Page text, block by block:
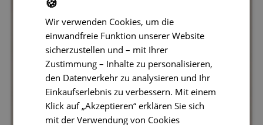
Wir verwenden Cookies, um die
einwandfreie Funktion unserer Website
sicherzustellen und – mit Ihrer
Zustimmung – Inhalte zu personalisieren,
den Datenverkehr zu analysieren und Ihr
Einkaufserlebnis zu verbessern. Mit einem
Klick auf „Akzeptieren“ erklären Sie sich
mit der Verwendung von Cookies